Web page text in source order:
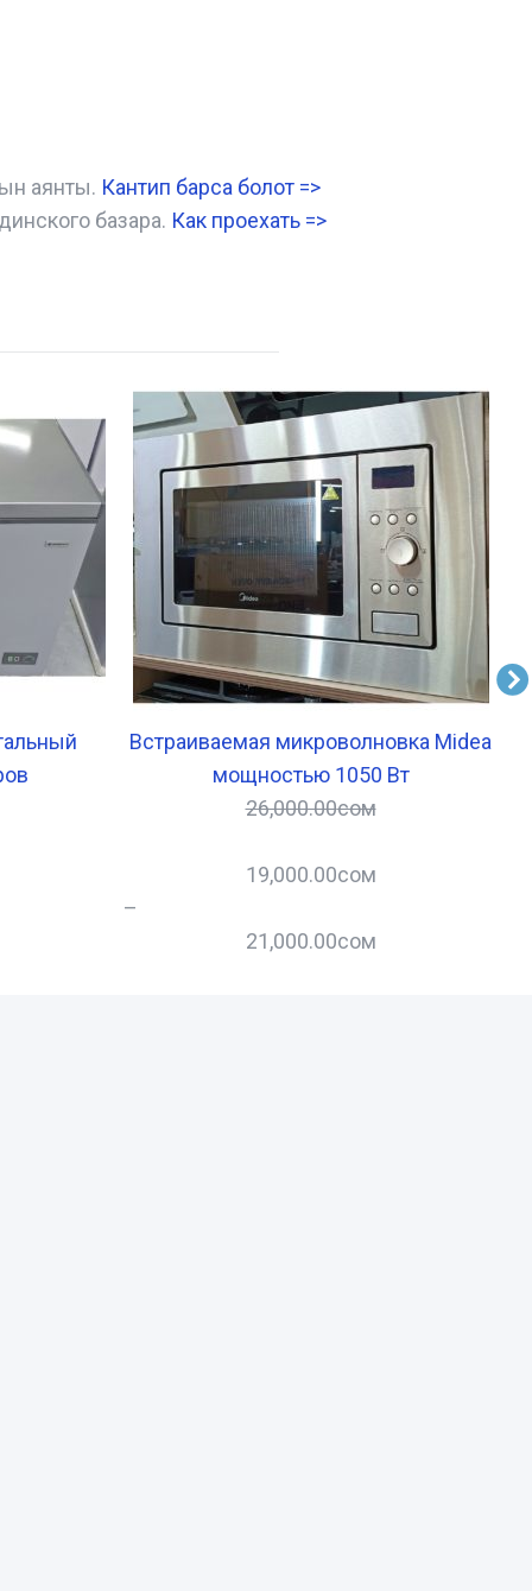
аянты. Кантип барса болот =>
базара. Как проехать =>
Встраиваемая микроволновка Midea
мощностью 1050 Вт
26,000.00сом
19,000.00сом
–
21,000.00сом